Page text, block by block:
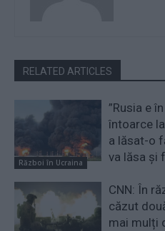
RELATED ARTICLES
Război în Ucraina
”Rusia e
întoarce
a lăsat-o
va lăsa și
CNN: În
căzut
mai mulți